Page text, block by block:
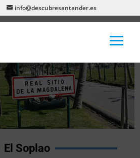
info@descubresantander.es
El Soplao